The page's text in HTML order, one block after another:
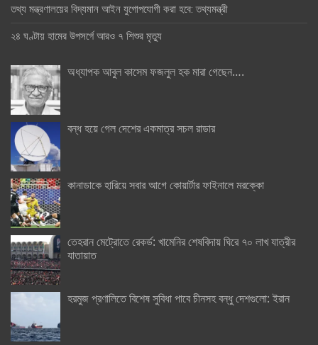
তথ্য মন্ত্রণালয়ের বিদ্যমান আইন যুগোপযোগী করা হবে: তথ্যমন্ত্রী
২৪ ঘণ্টায় হামের উপসর্গে আরও ৭ শিশুর মৃত্যু
অধ্যাপক আবুল কাসেম ফজলুল হক মারা গেছেন….
বন্ধ হয়ে গেল দেশের একমাত্র সচল রাডার
কানাডাকে হারিয়ে সবার আগে কোয়ার্টার ফাইনালে মরক্কো
তেহরান মেট্রোতে রেকর্ড: খামেনির শেষবিদায় ঘিরে ৭০ লাখ যাত্রীর
যাতায়াত
হরমুজ প্রণালিতে বিশেষ সুবিধা পাবে চীনসহ বন্ধু দেশগুলো: ইরান